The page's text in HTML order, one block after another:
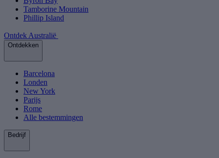
Tamborine Mountain
Phillip Island
Ontdek Australië
Ontdekken
Barcelona
Londen
New York
Parijs
Rome
Alle bestemmingen
Bedrijf